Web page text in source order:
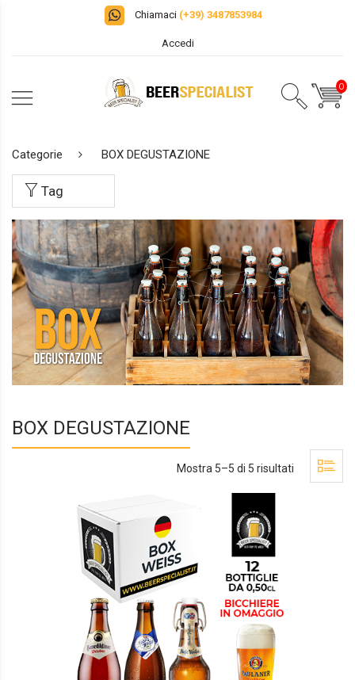
Chiamaci (+39) 3487853984
Accedi
0
Categorie BOX DEGUSTAZIONE
Tag
BOX DEGUSTAZIONE
Mostra 5–5 di 5 risultati